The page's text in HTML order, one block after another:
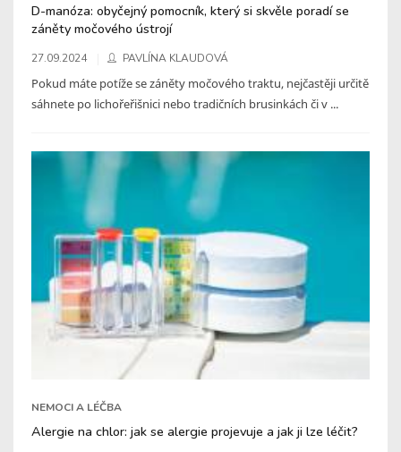
D-manóza: obyčejný pomocník, který si skvěle poradí se
záněty močového ústrojí
27.09.2024 PAVLÍNA KLAUDOVÁ
Pokud máte potíže se záněty močového traktu, nejčastěji určitě
sáhnete po lichořeřišnici nebo tradičních brusinkách či v ...
NEMOCI A LÉČBA
Alergie na chlor: jak se alergie projevuje a jak ji lze léčit?